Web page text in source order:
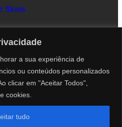
a sua experiência de
ou conteúdos personalizados
clicar em "Aceitar Todos",
cookies.
tudo
Skies
Coutinho